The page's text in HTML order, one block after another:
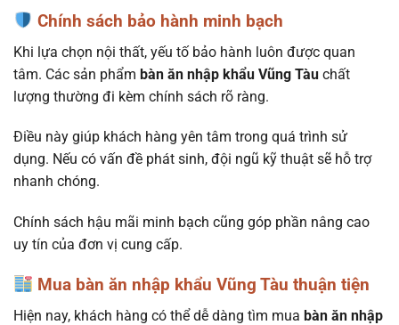
Chính sách bảo hành minh bạch
Khi lựa chọn nội thất, yếu tố bảo hành luôn được quan
tâm. Các sản phẩm bàn ăn nhập khẩu Vũng Tàu chất
lượng thường đi kèm chính sách rõ ràng.
Điều này giúp khách hàng yên tâm trong quá trình sử
dụng. Nếu có vấn đề phát sinh, đội ngũ kỹ thuật sẽ hỗ trợ
nhanh chóng.
Chính sách hậu mãi minh bạch cũng góp phần nâng cao
uy tín của đơn vị cung cấp.
Mua bàn ăn nhập khẩu Vũng Tàu thuận tiện
Hiện nay, khách hàng có thể dễ dàng tìm mua bàn ăn nhập